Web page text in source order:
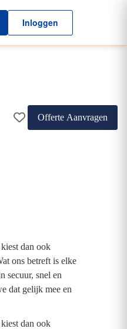
Inloggen
Offerte Aanvragen
dan ook
ons betreft is elke
secuur, snel en
dat gelijk mee en
dan ook